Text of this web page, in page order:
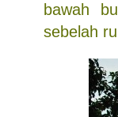
bawah
sebelah